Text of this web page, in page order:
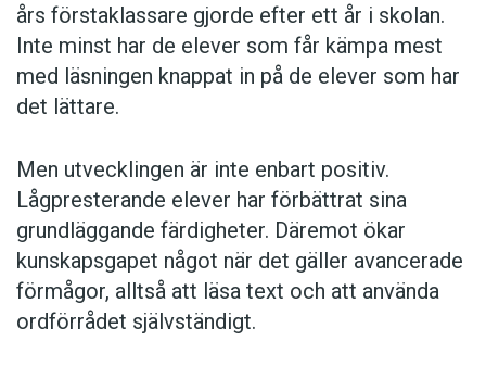
års förstaklassare gjorde efter ett år i skolan.
Inte minst har de elever som får kämpa mest
med läsningen knappat in på de elever som har
det lättare.
Men utvecklingen är inte enbart positiv.
Lågpresterande elever har förbättrat sina
grundläggande färdigheter. Däremot ökar
kunskapsgapet något när det gäller avancerade
förmågor, alltså att läsa text och att använda
ordförrådet självständigt.